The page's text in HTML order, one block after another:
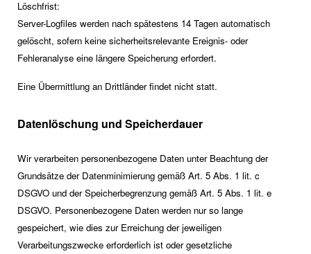
Löschfrist:
Server-Logfiles werden nach spätestens 14 Tagen automatisch
gelöscht, sofern keine sicherheitsrelevante Ereignis- oder
Fehleranalyse eine längere Speicherung erfordert.
Eine Übermittlung an Drittländer findet nicht statt.
Datenlöschung und Speicherdauer
Wir verarbeiten personenbezogene Daten unter Beachtung der
Grundsätze der Datenminimierung gemäß Art. 5 Abs. 1 lit. c
DSGVO und der Speicherbegrenzung gemäß Art. 5 Abs. 1 lit. e
DSGVO. Personenbezogene Daten werden nur so lange
gespeichert, wie dies zur Erreichung der jeweiligen
Verarbeitungszwecke erforderlich ist oder gesetzliche